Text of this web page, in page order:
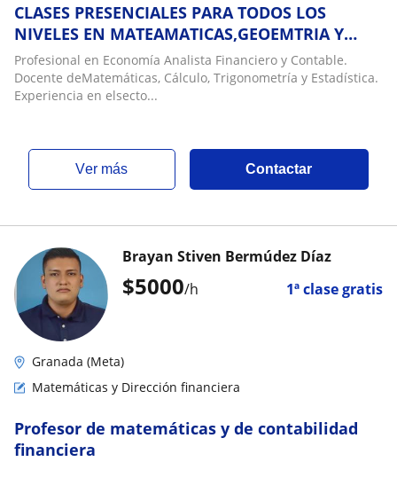
CLASES PRESENCIALES PARA TODOS LOS
NIVELES EN MATEAMATICAS,GEOEMTRIA Y
Estadítica
Profesional en Economía Analista Financiero y Contable.
Docente deMatemáticas, Cálculo, Trigonometría y Estadística.
Experiencia en elsecto...
ver más Contactar
$5000/h 1ª clase gratis
Brayan Stiven Bermúdez Díaz
Granada (Meta)
Matemáticas y Dirección financiera
Profesor de matemáticas y de contabilidad
financiera